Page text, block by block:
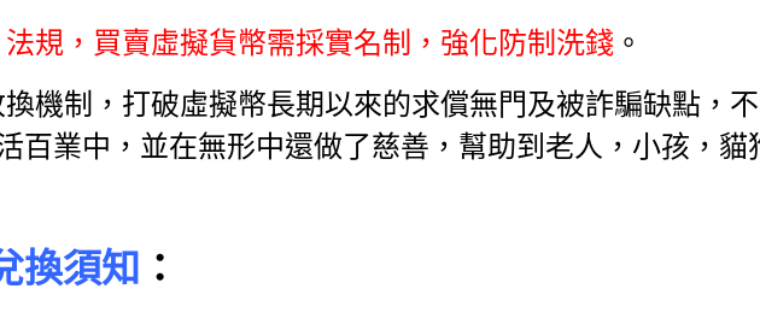
規，買賣虛擬貨幣需採實名制，強化防制洗錢 。
機制，打破虛擬幣長期以來的求償無門及被詐騙缺點，
百業中，並在無形中還做了慈善，幫助到老人，小孩，貓
換須知 ：